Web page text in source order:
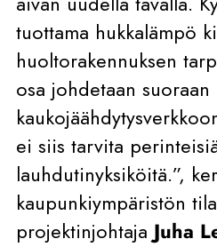
tuottama hukkalämpö
huoltorakennuksen
osa johdetaan suoraan
ei siis tarvita
lauhdutinyksiköitä.”,
kaupunkiympäristön
projektinjohtaja Juha